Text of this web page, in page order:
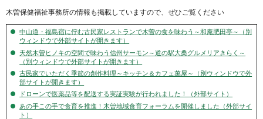
木曽保健福祉事務所の情報も掲載していますので、ぜひご覧ください
中山道・福島宿に佇む古民家レストランで木曽の食を味わう～和庵肥田亭～（別
ウィンドウで外部サイトが開きます）
天然木曽ヒノキの空間で味わう信州サーモン～道の駅大桑グルメリアきらく～
（別ウィンドウで外部サイトが開きます）
古民家でいただく季節の創作料理～キッチン＆カフェ萬屋～（別ウィンドウで外
部サイトが開きます）
ドローンで医薬品等を配送する実証実験が行われました！（外部サイト）
あの手この手で食育を推進！木曽地域食育フォーラムを開催しました（外部サイ
ト）